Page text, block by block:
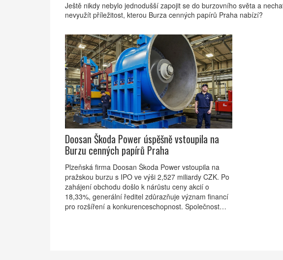
Ještě nikdy nebylo jednodušší zapojit se do burzovního světa a
nevyužít příležitost, kterou Burza cenných papírů Praha nabízí?
Doosan Škoda Power úspěšně vstoupila na
Burzu cenných papírů Praha
Plzeňská firma Doosan Škoda Power vstoupila na
pražskou burzu s IPO ve výši 2,527 miliardy CZK. Po
zahájení obchodu došlo k nárůstu ceny akcií o
18,33%, generální ředitel zdůrazňuje význam financí
pro rozšíření a konkurenceschopnost. Společnost